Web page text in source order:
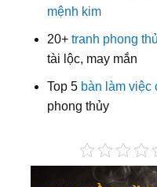
mệnh kim
20+ tranh phong
tài lộc, may mắn
Top 5 bàn làm
phong thủy